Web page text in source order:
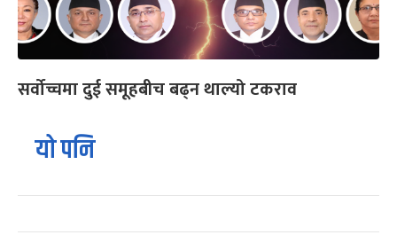
सर्वोच्चमा दुई समूहबीच बढ्न थाल्यो टकराव
यो पनि